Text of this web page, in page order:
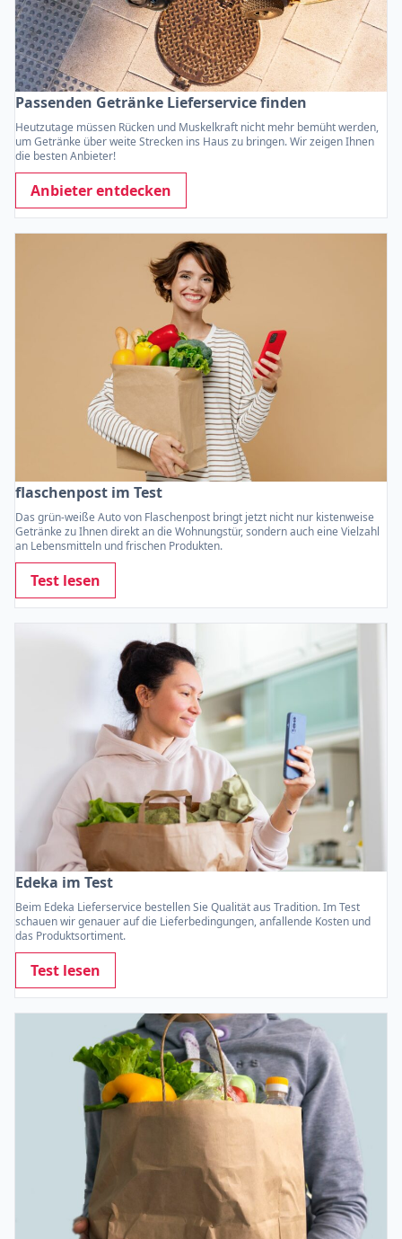
Passenden Getränke Lieferservice finden
Heutzutage müssen Rücken und Muskelkraft nicht mehr bemüht werden,
um Getränke über weite Strecken ins Haus zu bringen. Wir zeigen Ihnen
die besten Anbieter!
Anbieter entdecken
flaschenpost im Test
Das grün-weiße Auto von Flaschenpost bringt jetzt nicht nur kistenweise
Getränke zu Ihnen direkt an die Wohnungstür, sondern auch eine Vielzahl
an Lebensmitteln und frischen Produkten.
Test lesen
Edeka im Test
Beim Edeka Lieferservice bestellen Sie Qualität aus Tradition. Im Test
schauen wir genauer auf die Lieferbedingungen, anfallende Kosten und
das Produktsortiment.
Test lesen